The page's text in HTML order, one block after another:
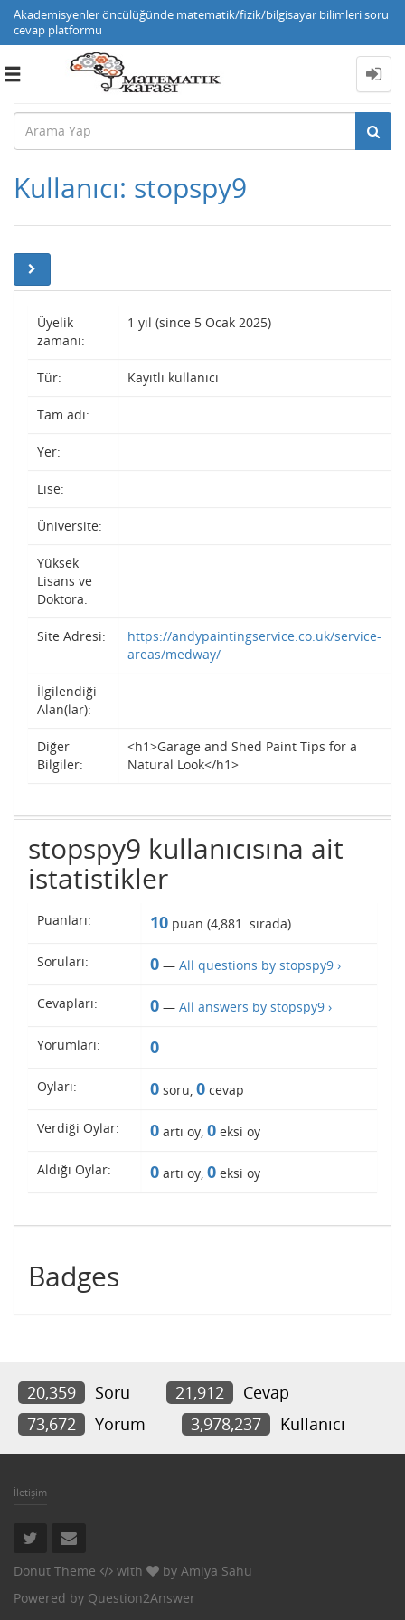
Akademisyenler öncülüğünde matematik/fizik/bilgisayar bilimleri soru
cevap platformu
Toggle
Kullanıcı: stopspy9
Üyelik
zamanı:
1 yıl (since 5 Ocak 2025)
Tür: Kayıtlı kullanıcı
Tam adı:
Yer:
Lise:
Üniversite:
Yüksek
Lisans ve
Doktora:
Site Adresi:
https://andypaintingservice.co.uk/service-
areas/medway/
İlgilendiği
Alan(lar):
Diğer
Bilgiler:
<h1>Garage and Shed Paint Tips for a
Natural Look</h1>
stopspy9 kullanıcısına ait
istatistikler
Puanları: 10 puan (4,881 . sırada)
Soruları: 0 — All questions by stopspy9 ›
Cevapları: 0 — All answers by stopspy9 ›
Yorumları: 0
Oyları: 0 soru, 0 cevap
Verdiği Oylar: 0 artı oy, 0 eksi oy
Aldığı Oylar: 0 artı oy, 0 eksi oy
Badges
20,359 Soru 21,912
Cevap
73,672
Yorum 3,978,237 Kullanıcı
İletişim
Donut Theme with by Amiya Sahu
Powered by Question2Answer